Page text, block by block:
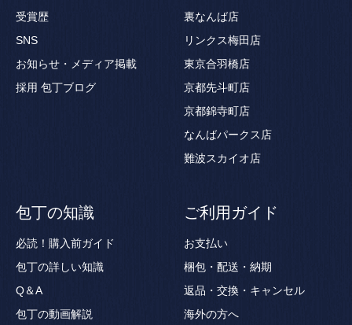
受賞歴
SNS
お知らせ・メディア掲載
採用 包丁ブログ
裏なんば店
リンクス梅田店
東京合羽橋店
京都先斗町店
京都錦寺町店
なんばパークス店
難波スカイオ店
包丁の知識
必読！購入前ガイド
包丁の詳しい知識
Q＆A
包丁の動画解説
ご利用ガイド
お支払い
梱包・配送・納期
返品・交換・キャンセル
海外の方へ